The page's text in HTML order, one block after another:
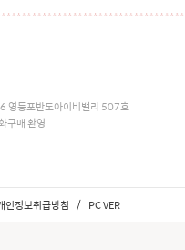
등포반도아이비밸리 507호
매 환영
인정보취급방침 / PC VER